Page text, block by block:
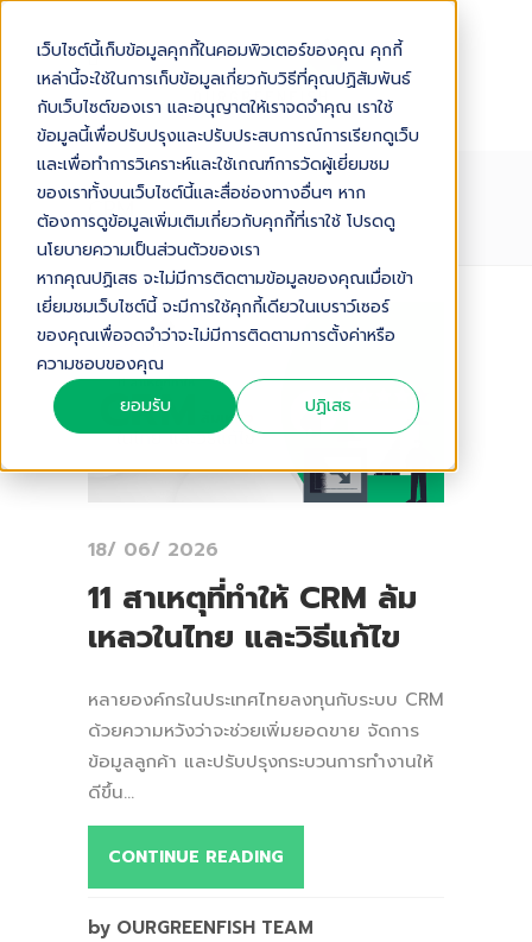
เว็บไซต์นี้เก็บข้อมูลคุกกี้ในคอมพิวเตอร์ของคุณ คุกกี้
เหล่านี้จะใช้ในการเก็บข้อมูลเกี่ยวกับวิธีที่คุณปฏิสัมพันธ์
กับเว็บไซต์ของเรา และอนุญาตให้เราจดจำคุณ เราใช้
ข้อมูลนี้เพื่อปรับปรุงและปรับประสบการณ์การเรียกดูเว็บ
และเพื่อทำการวิเคราะห์และใช้เกณฑ์การวัดผู้เยี่ยมชม
ของเราทั้งบนเว็บไซต์นี้และสื่อช่องทางอื่นๆ หาก
ต้องการดูข้อมูลเพิ่มเติมเกี่ยวกับคุกกี้ที่เราใช้ โปรดดู
นโยบายความเป็นส่วนตัวของเรา
หากคุณปฏิเสธ จะไม่มีการติดตามข้อมูลของคุณเมื่อเข้า
เยี่ยมชมเว็บไซต์นี้ จะมีการใช้คุกกี้เดียวในเบราว์เซอร์
ของคุณเพื่อจดจำว่าจะไม่มีการติดตามการตั้งค่าหรือ
ความชอบของคุณ
ยอมรับ
ปฏิเสธ
CRM
18/ 06/ 2026
11 สาเหตุที่ทำให้ CRM ล้ม
เหลวในไทย และวิธีแก้ไข
หลายองค์กรในประเทศไทยลงทุนกับระบบ CRM
ด้วยความหวังว่าจะช่วยเพิ่มยอดขาย จัดการ
ข้อมูลลูกค้า และปรับปรุงกระบวนการทำงานให้
ดีขึ้น...
CONTINUE READING
by OURGREENFISH TEAM